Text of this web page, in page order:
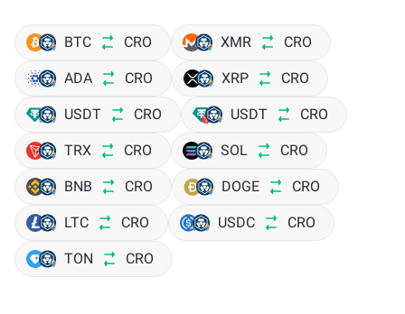
BTC CRO XMR CRO
ADA CRO XRP CRO
USDT CRO USDT CRO
TRX CRO SOL CRO
BNB CRO DOGE CRO
LTC CRO USDC CRO
TON CRO